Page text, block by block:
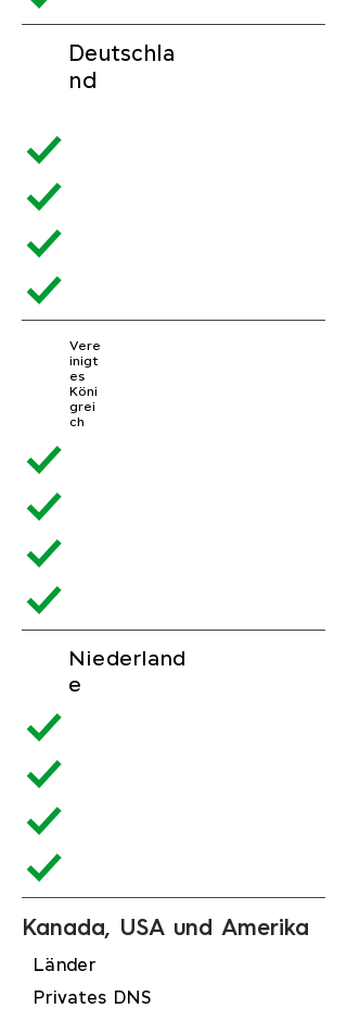
Deutschla
nd
Vere
inigt
es
Köni
grei
ch
Niederland
e
Kanada, USA und Amerika
Länder
Privates DNS